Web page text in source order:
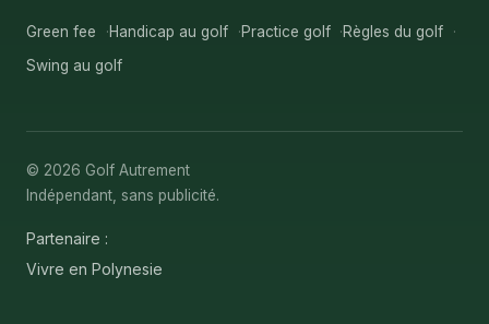
Green fee Handicap au golf Practice golf
Règles du golf
Swing au golf
© 2026 Golf Autrement
Indépendant, sans publicité.
Partenaire :
Vivre en Polynesie